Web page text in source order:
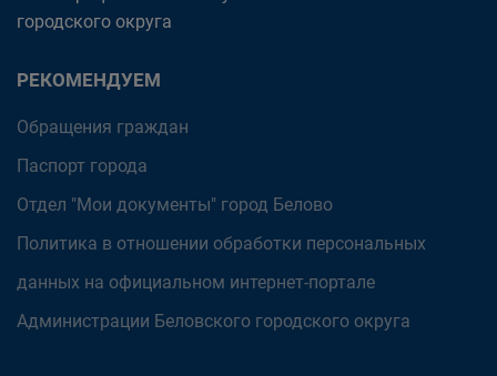
городского округа
РЕКОМЕНДУЕМ
Обращения граждан
Паспорт города
Отдел "Мои документы" город Белово
Политика в отношении обработки персональных
данных на официальном интернет-портале
Администрации Беловского городского округа